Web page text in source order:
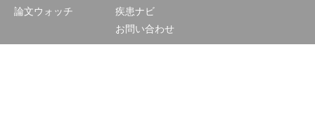
論文ウォッチ
疾患ナビ
お問い合わせ